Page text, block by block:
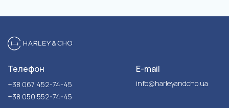
Телефон
+38 067 452-74-45
+38 050 552-74-45
E-mail
info@harleyandcho.ua